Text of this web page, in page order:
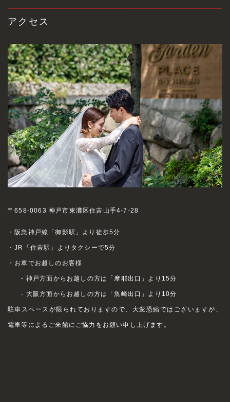
アクセス
〒658-0063 神戸市東灘区住吉山手4-7-28
・阪急神戸線「御影駅」より徒歩5分
・JR「住吉駅」よりタクシーで5分
・お車でお越しのお客様
- 神戸方面からお越しの方は「摩耶出口」より15分
- 大阪方面からお越しの方は「魚崎出口」より10分
駐車スペースが限られておりますので、大変恐縮ではございますが、
電車等によるご来館にご協力をお願い申し上げます。